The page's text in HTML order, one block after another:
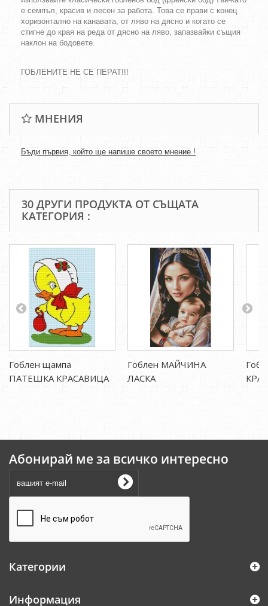
е семпъл, красив и лесен за работа. Това се прави с конец
хоризонтално на канавата, от ляво на дясно и когато се
стигне до края на реда от дясно на ляво, запазвайки същия
наклон на бодовете.
ГОБЛЕНИТЕ НЕ СЕ ПЕРАТ!!!
МНЕНИЯ
Бъди първия, който ще напише своето мнение !
30 ДРУГИ ПРОДУКТА ОТ СЪЩАТА
КАТЕГОРИЯ :
Гоблен щампа
ПАТЕШКА КРАСАВИЦА
Гоблен МАЙЧИНА
ЛАСКА
Абонирай ме за всичко интересно
Категории
Информация